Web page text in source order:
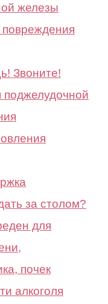
железы
Звоните!
за столом?
для
почек
алкоголя